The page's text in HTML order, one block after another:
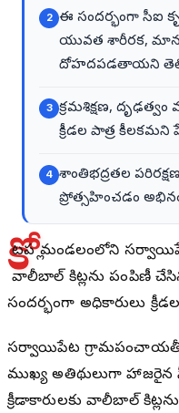
2 ఈ సందర్భంగా సీఐ
యువత శారీరక,
దోహదపడతాయని
3 క్రమశిక్షణ,
క్రీడల పాత్ర కీలకమని
4 శాంతిభద్రతల
ప్రోత్సహించడం
టపల్లి మండలంలోని
వాలీబాల్ కిట్లను పంపిణీ
సందర్భంగా అధికారులు
సర్వాయిపేట
ముఖ్య అతిథులుగా హాజరైన
క్రీడాకారులకు వాలీబాల్